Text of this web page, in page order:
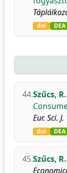
doi DEA
44.Szűcs,
Eur. Sci. J.
doi DEA
45.Szűcs,